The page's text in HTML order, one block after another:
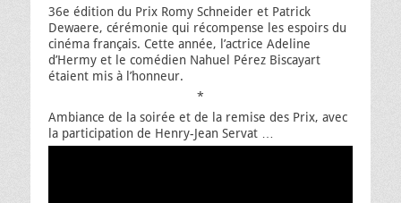
36e édition du Prix Romy Schneider et Patrick
Dewaere, cérémonie qui récompense les espoirs du
cinéma français. Cette année, l’actrice Adeline
d’Hermy et le comédien Nahuel Pérez Biscayart
étaient mis à l’honneur.
*
Ambiance de la soirée et de la remise des Prix, avec
la participation de Henry-Jean Servat …